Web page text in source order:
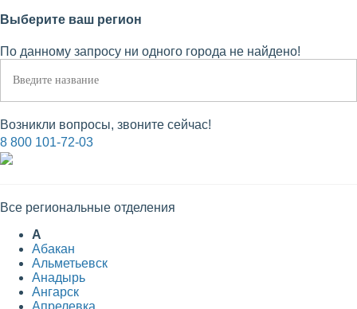
Выберите ваш регион
По данному запросу ни одного города не найдено!
Возникли вопросы, звоните сейчас!
8 800 101-72-03
Все региональные отделения
А
Абакан
Альметьевск
Анадырь
Ангарск
Апрелевка